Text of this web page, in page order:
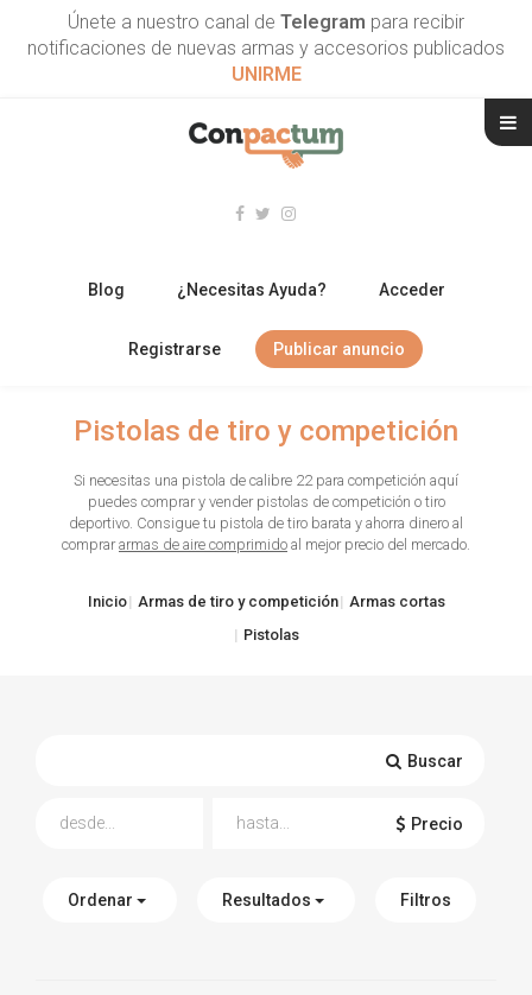
Únete a nuestro canal de Telegram para recibir
notificaciones de nuevas armas y accesorios publicados
UNIRME
Blog ¿Necesitas Ayuda? Acceder
Registrarse Publicar anuncio
ARMAS CORTAS
Pistolas de tiro y competición
Si necesitas una pistola de calibre 22 para competición aquí
puedes comprar y vender pistolas de competición o tiro
deportivo. Consigue tu pistola de tiro barata y ahorra dinero al
comprararmas de aire comprimido al mejor precio del mercado.
Inicio Armas de tiro y competición
Armas cortas
Pistolas
Buscar
Precio
Ordenar Resultados Filtros